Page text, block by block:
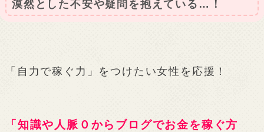
漠然とした不安や疑問を抱えている…！
「自力で稼ぐ力」をつけたい女性を応援！
「知識や人脈０からブログでお金を稼ぐ方